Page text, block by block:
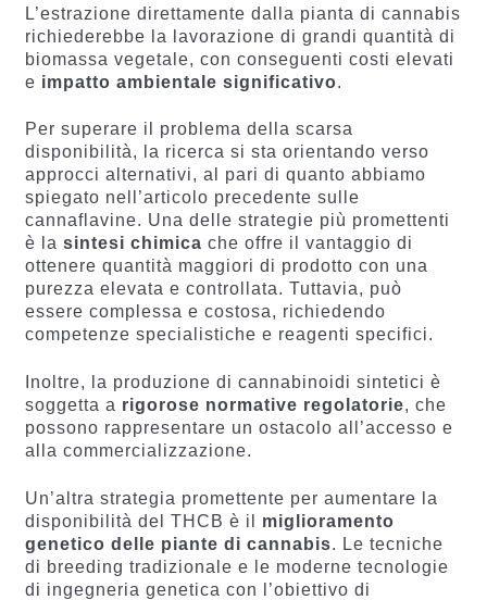
L’estrazione direttamente dalla pianta di cannabis
richiederebbe la lavorazione di grandi quantità di
biomassa vegetale, con conseguenti costi elevati
e impatto ambientale significativo.
Per superare il problema della scarsa
disponibilità, la ricerca si sta orientando verso
approcci alternativi, al pari di quanto abbiamo
spiegato nell’articolo precedente sulle
cannaflavine. Una delle strategie più promettenti
è la sintesi chimica che offre il vantaggio di
ottenere quantità maggiori di prodotto con una
purezza elevata e controllata. Tuttavia, può
essere complessa e costosa, richiedendo
competenze specialistiche e reagenti specifici.
Inoltre, la produzione di cannabinoidi sintetici è
soggetta a rigorose normative regolatorie, che
possono rappresentare un ostacolo all’accesso e
alla commercializzazione.
Un’altra strategia promettente per aumentare la
disponibilità del THCB è il miglioramento
genetico delle piante di cannabis. Le tecniche
di breeding tradizionale e le moderne tecnologie
di ingegneria genetica con l’obiettivo di